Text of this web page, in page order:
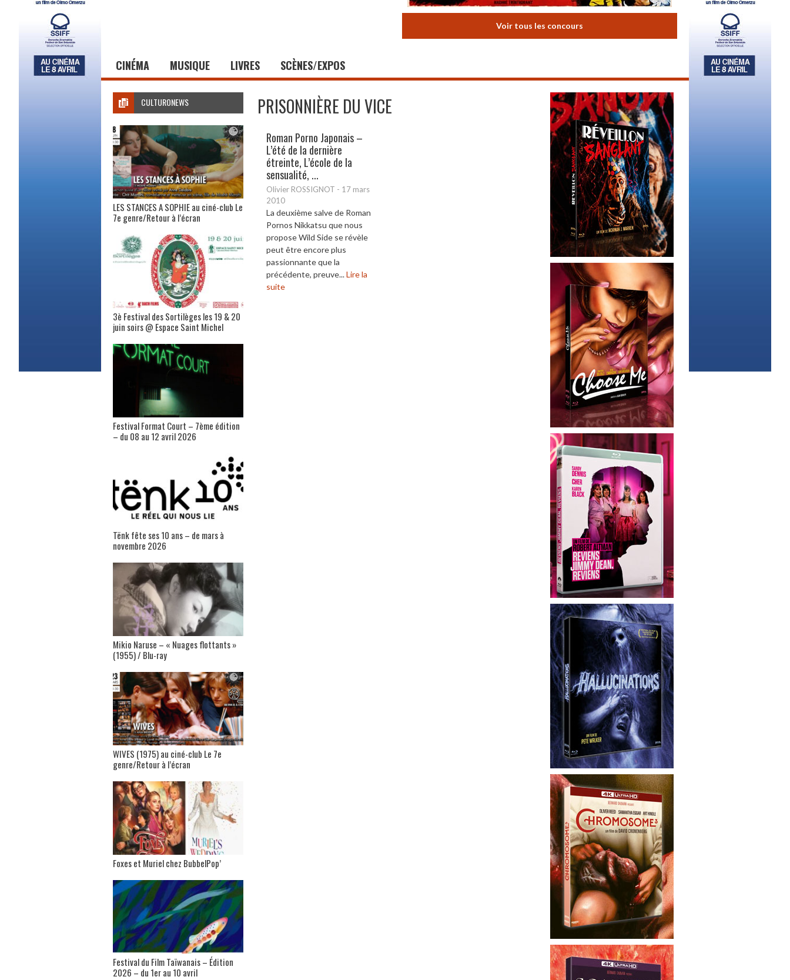
Voir tous les concours
CINÉMA MUSIQUE LIVRES SCÈNES/EXPOS
PRISONNIÈRE DU VICE
Roman Porno Japonais –
L’été de la dernière
étreinte, L’école de la
sensualité, ...
Olivier ROSSIGNOT - 17 mars
2010
La deuxième salve de Roman
Pornos Nikkatsu que nous
propose Wild Side se révèle
peut être encore plus
passionnante que la
précédente, preuve...Lire la
suite
CULTURONEWS
LES STANCES A SOPHIE au ciné-club Le
7e genre/Retour à l’écran
3è Festival des Sortilèges les 19 & 20
juin soirs @ Espace Saint Michel
Festival Format Court – 7ème édition
– du 08 au 12 avril 2026
Tënk fête ses 10 ans – de mars à
novembre 2026
Mikio Naruse – « Nuages flottants »
(1955) / Blu-ray
WIVES (1975) au ciné-club Le 7e
genre/Retour à l’écran
Foxes et Muriel chez BubbelPop’
Festival du Film Taïwanais – Édition
2026 – du 1er au 10 avril